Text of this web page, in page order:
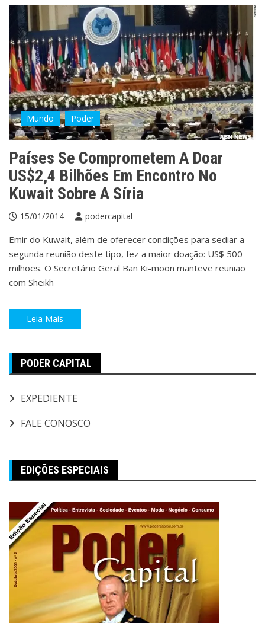
Mundo Poder
Países Se Comprometem A Doar
US$2,4 Bilhões Em Encontro No
Kuwait Sobre A Síria
15/01/2014 podercapital
Emir do Kuwait, além de oferecer condições para sediar a
segunda reunião deste tipo, fez a maior doação: US$ 500
milhões. O Secretário Geral Ban Ki-moon manteve reunião
com Sheikh
Leia Mais
PODER CAPITAL
EXPEDIENTE
FALE CONOSCO
EDIÇÕES ESPECIAIS